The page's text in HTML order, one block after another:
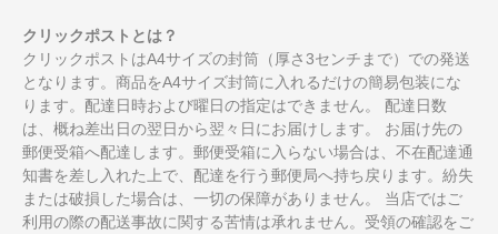
クリックポストとは？
クリックポストはA4サイズの封筒（厚さ3センチまで）での発送
となります。商品をA4サイズ封筒に入れるだけの簡易包装にな
ります。配達日時および曜日の指定はできません。 配達日数
は、概ね差出日の翌日から翌々日にお届けします。 お届け先の
郵便受箱へ配達します。郵便受箱に入らない場合は、不在配達通
知書を差し入れた上で、配達を行う郵便局へ持ち戻ります。紛失
または破損した場合は、一切の保障がありません。 当店ではご
利用の際の配送事故に関する苦情は承れません。受領の確認をご